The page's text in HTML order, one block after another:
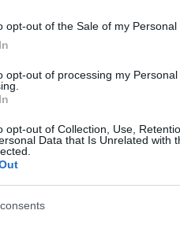
opt-out of the Sale of my Personal
opt-out of processing my
opt-out of Collection, Use,
Data that Is Unrelated with
precisa. Quando parla
giocomalavoro. Dice: «
lavorare
prestazione, identità